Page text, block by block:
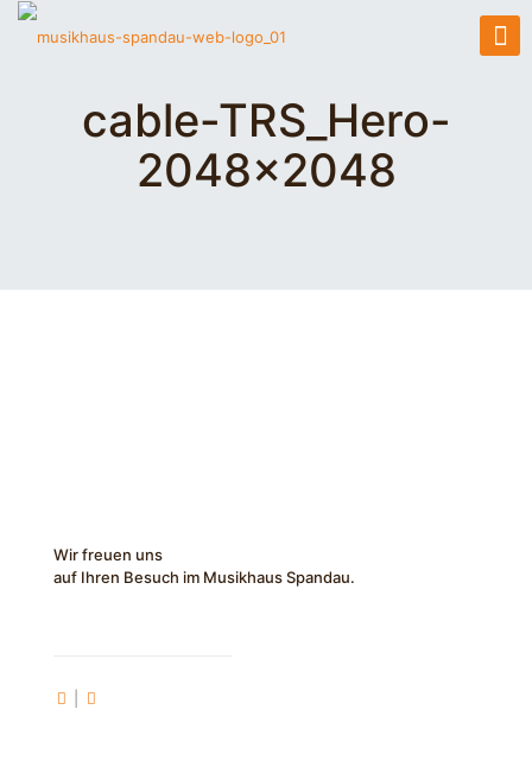
cable-TRS_Hero-
2048×2048
Wir freuen uns
auf Ihren Besuch im Musikhaus Spandau.